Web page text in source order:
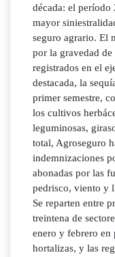
década: el período
mayor
seguro agrario. El
por la gravedad
registrados en el
destacada, la
primer semestre,
los cultivos
leguminosas,
total, Agroseguro
indemnizaciones
abonadas por las
pedrisco, viento y
Se reparten entre
treintena de
enero y febrero
hortalizas, y las